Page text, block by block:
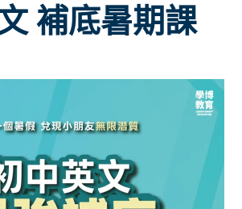
補底暑期課